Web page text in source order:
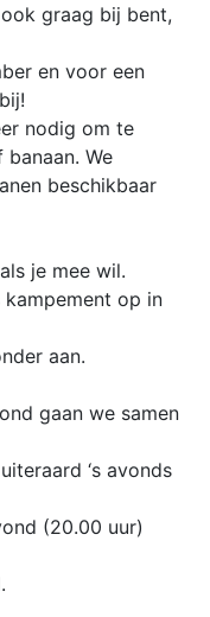
graag bij bent,
en voor een
nodig om te
We
beschikbaar
je mee wil.
kampement op in
aan.
gaan we samen
‘s avonds
(20.00 uur)